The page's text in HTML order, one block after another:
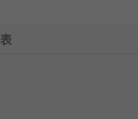
它是一种具有可编程测量、显示、
仪表样式类型，包括条形图、模拟样
个性化显示。完成任何编程后，您